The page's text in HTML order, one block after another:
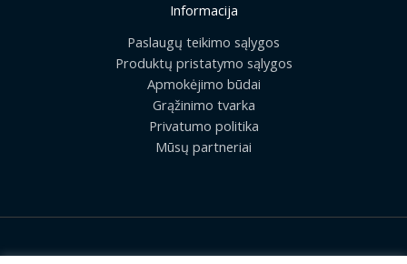
Informacija
Paslaugų teikimo sąlygos
Produktų pristatymo sąlygos
Apmokėjimo būdai
Grąžinimo tvarka
Privatumo politika
Mūsų partneriai